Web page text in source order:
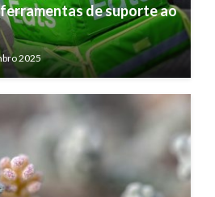
de suporte ao
2025